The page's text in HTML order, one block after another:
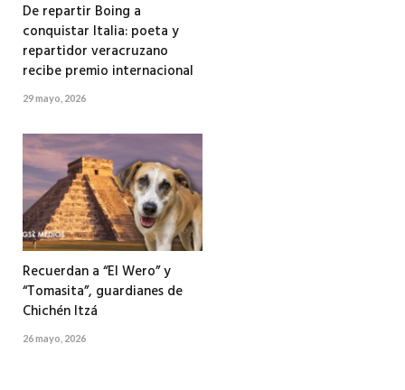
De repartir Boing a
conquistar Italia: poeta y
repartidor veracruzano
recibe premio internacional
29 mayo, 2026
Recuerdan a “El Wero” y
“Tomasita”, guardianes de
Chichén Itzá
26 mayo, 2026